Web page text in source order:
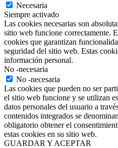
Necesaria
Siempre activado
Las cookies necesarias son
sitio web funcione correctamente.
cookies que garantizan
seguridad del sitio web. Estas
información personal.
No -necesaria
No -necesaria
Las cookies que pueden no ser
el sitio web funcione y se utilizan
datos personales del usuario a
contenidos integrados se
obligatorio obtener el
estas cookies en su sitio web.
GUARDAR Y ACEPTAR